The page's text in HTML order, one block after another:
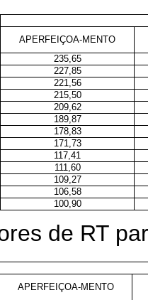
APERFEIÇOA-MENTO
235,65
227,85
221,56
215,50
209,62
189,87
178,83
171,73
117,41
111,60
109,27
106,58
100,90
de RT
APERFEIÇOA-MENTO